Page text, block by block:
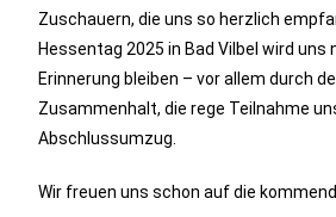
Zuschauern, die uns so herzlich
Hessentag 2025 in Bad Vilbel wird uns
Erinnerung bleiben – vor allem durch
Zusammenhalt, die rege Teilnahme
Abschlussumzug.
Wir freuen uns schon auf die